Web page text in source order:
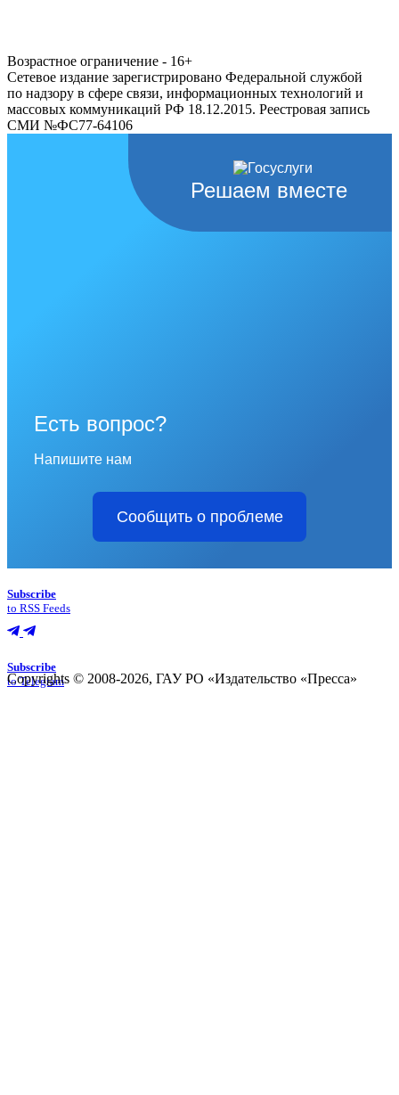
Возрастное ограничение - 16+
Сетевое издание зарегистрировано Федеральной службой
по надзору в сфере связи, информационных технологий и
массовых коммуникаций РФ 18.12.2015. Реестровая запись
СМИ №ФС77-64106
Решаем вместе
Есть вопрос?
Напишите нам
Сообщить о проблеме
Subscribe
to RSS Feeds
Subscribe
to Telegram
Copyrights © 2008-2026, ГАУ РО «Издательство «Пресса»